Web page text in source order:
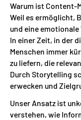
Warum ist Content-
Weil es ermöglicht,
und eine emotionale
In einer Zeit, in der
Menschen immer
zu liefern, die
Durch Storytelling
erwecken und
Unser Ansatz ist
verstehen, wie